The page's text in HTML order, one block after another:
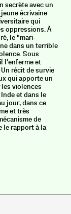
secrète avec un
écrivaine
qui
oppressions. À
le "mari-
dans un terrible
Sous
l'enferme et
récit de survie
qui apporte un
violences
et dans le
jour, dans ce
et très
de
le rapport à la